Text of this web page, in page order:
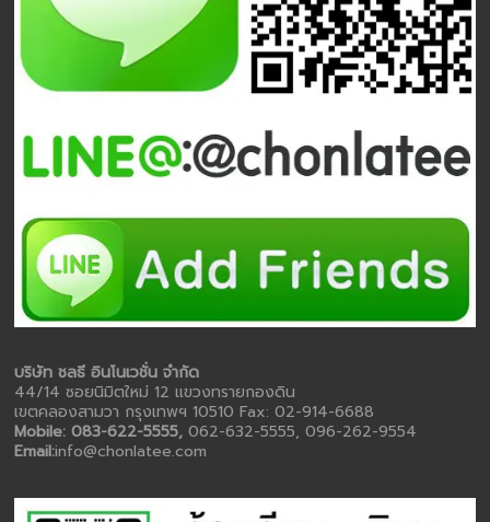
บริษัท ชลธี อินโนเวชั่น จำกัด
44/14 ซอยนิมิตใหม่ 12 แขวงทรายกองดิน
เขตคลองสามวา กรุงเทพฯ 10510 Fax: 02-914-6688
Mobile: 083-622-5555,062-632-5555, 096-262-9554
Email:info@chonlatee.com